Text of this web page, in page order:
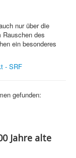
nur über die
Rauschen des
ein besonderes
- SRF
gefunden:
Jahre alte